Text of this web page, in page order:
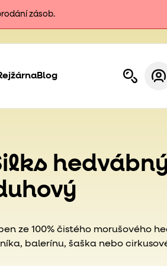
zásob.
Blog
ze 100% čistého morušového
balerínu, šaška nebo
postavy, které si Vaše dítě